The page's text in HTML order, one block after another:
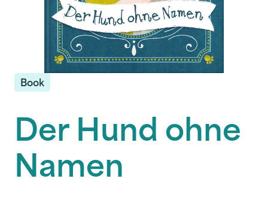
Book
Der Hund ohne
Namen